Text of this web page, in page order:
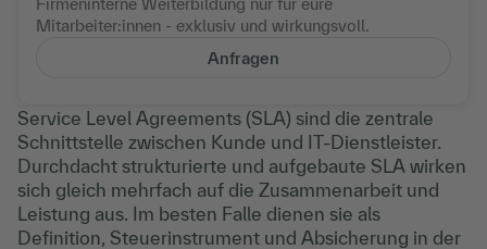
Firmeninterne Weiterbildung nur für eure
Mitarbeiter:innen - exklusiv und wirkungsvoll.
Anfragen
Service Level Agreements (SLA) sind die zentrale
Schnittstelle zwischen Kunde und IT-Dienstleister.
Durchdacht strukturierte und aufgebaute SLA wirken
sich gleich mehrfach auf die Zusammenarbeit und
Leistung aus. Im besten Falle dienen sie als
Definition, Steuerinstrument und Absicherung in der